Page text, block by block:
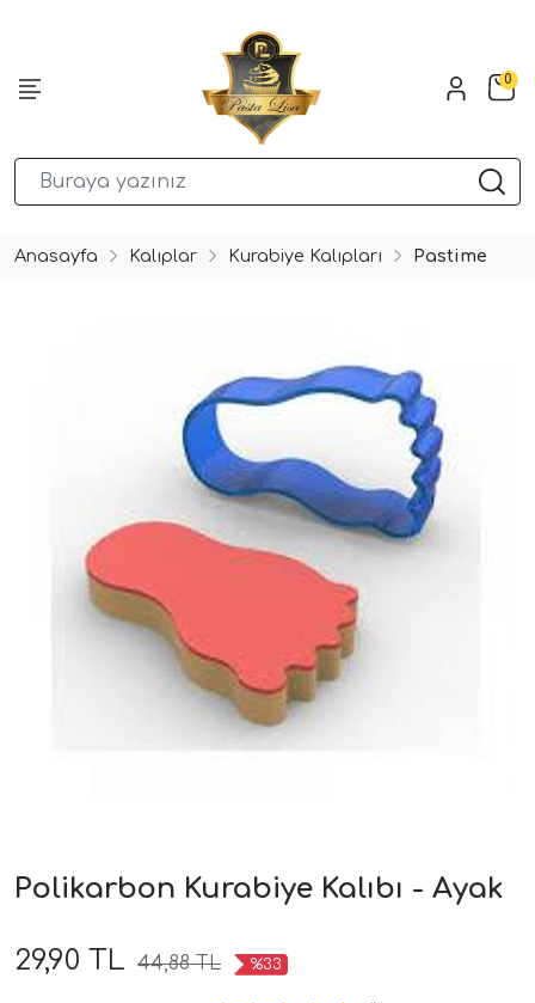
0
Anasayfa Kalıplar Kurabiye Kalıpları Pastime
Polikarbon Kurabiye Kalıbı - Ayak
29,90 TL 44,88 TL %33